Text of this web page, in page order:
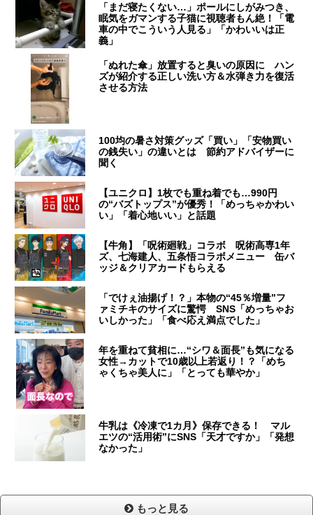
「まだ寝たくない…」ポールにしがみつき、
眠気をガマンする子猫に視聴者もん絶！「電
車の中でこういう人見る」「かわいいは正
義」
「ぬれた傘」放置すると臭いの原因に ハン
ズが紹介する正しい洗い方＆水弾き力を復活
させる方法
100均の暑さ対策グッズ「買い」「安物買い
の銭失い」の違いとは 節約アドバイザーに
聞く
【ユニクロ】1枚でも重ね着でも…990円
の“バズトップス”が優秀！「めっちゃかわい
い」「着心地いい」と話題
【牛角】「呪術廻戦」コラボ 呪術高専1年
ズ、七海建人、五条悟コラボメニュー 缶バ
ッジ＆クリアカードもらえる
「でけぇ油揚げ！？」本物の“45％増量”フ
ァミチキのサイズに驚愕 SNS「めっちゃお
いしかった」「食べ応え満点でした」
年を重ねて貧相に…“シワ＆面長”も気になる
女性→カットで10歳以上若返り！？「めち
ゃくちゃ美人に」「とっても華やか」
牛乳は《冷凍で1カ月》保存できる！ マル
エツの“活用術”にSNS「天才ですか」「発想
なかった」
もっと見る